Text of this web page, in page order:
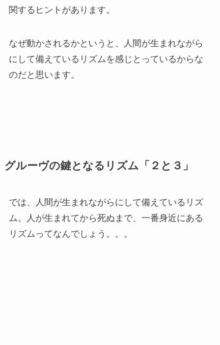
関するヒントがあります。
なぜ動かされるかというと、人間が生まれながら
にして備えているリズムを感じとっているからな
のだと思います。
グルーヴの鍵となるリズム「２と３」
では、人間が生まれながらにして備えているリズ
ム。人が生まれてから死ぬまで、一番身近にある
リズムってなんでしょう。。。